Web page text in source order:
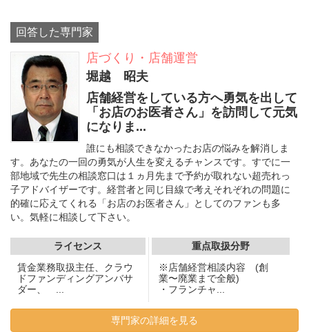
回答した専門家
店づくり・店舗運営
堀越 昭夫
店舗経営をしている方へ勇気を出して
「お店のお医者さん」を訪問して元気
になりま...
誰にも相談できなかったお店の悩みを解消しま
す。あなたの一回の勇気が人生を変えるチャンスです。すでに一
部地域で先生の相談窓口は１ヵ月先まで予約が取れない超売れっ
子アドバイザーです。経営者と同じ目線で考えそれぞれの問題に
的確に応えてくれる「お店のお医者さん」としてのファンも多
い。気軽に相談して下さい。
ライセンス
賃金業務取扱主任、クラウ
ドファンディングアンバサ
ダー、 ...
重点取扱分野
※店舗経営相談内容 (創
業〜廃業まで全般)
・フランチャ...
専門家の詳細を見る